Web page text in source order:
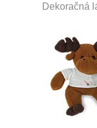
Dekoračná